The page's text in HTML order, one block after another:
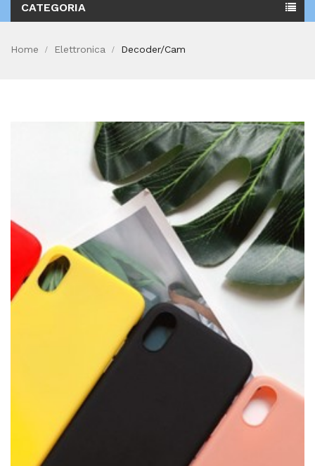
CATEGORIA
Home Elettronica Decoder/Cam